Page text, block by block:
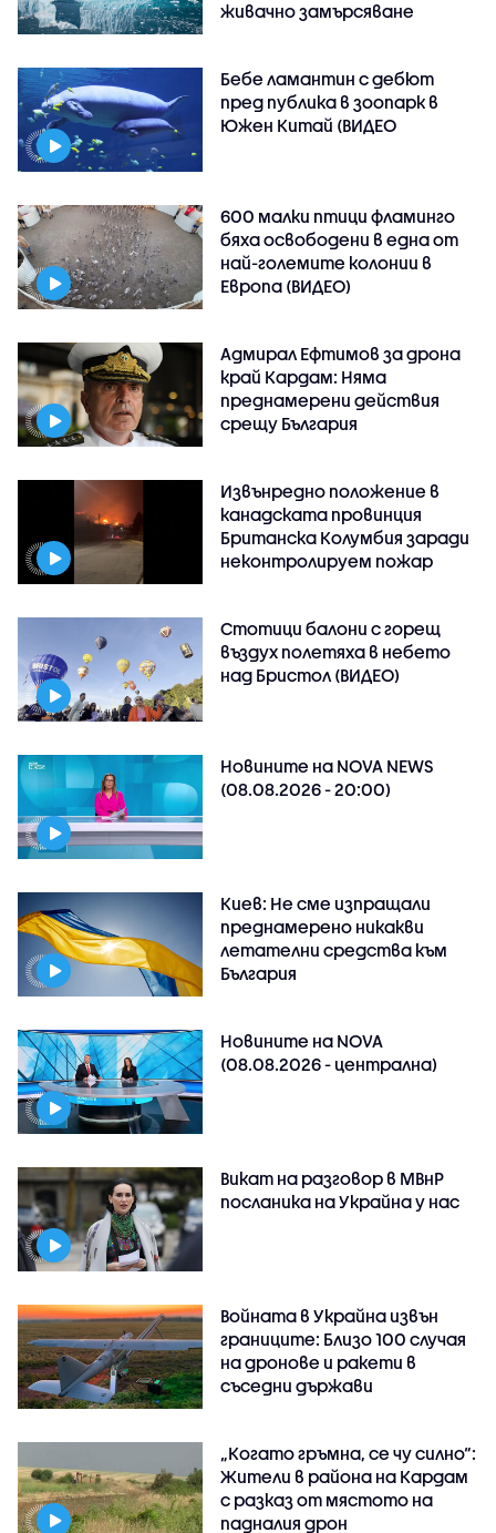
живачно замърсяване
Бебе ламантин с дебют
пред публика в зоопарк в
Южен Китай (ВИДЕО
600 малки птици фламинго
бяха освободени в една от
най-големите колонии в
Европа (ВИДЕО)
Адмирал Ефтимов за дрона
край Кардам: Няма
преднамерени действия
срещу България
Извънредно положение в
канадската провинция
Британска Колумбия заради
неконтролируем пожар
Стотици балони с горещ
въздух полетяха в небето
над Бристол (ВИДЕО)
Новините на NOVA NEWS
(08.08.2026 - 20:00)
Киев: Не сме изпращали
преднамерено никакви
летателни средства към
България
Новините на NOVA
(08.08.2026 - централна)
Викат на разговор в МВнР
посланика на Украйна у нас
Войната в Украйна извън
границите: Близо 100 случая
на дронове и ракети в
съседни държави
„Когато гръмна, се чу силно“:
Жители в района на Кардам
с разказ от мястото на
падналия дрон